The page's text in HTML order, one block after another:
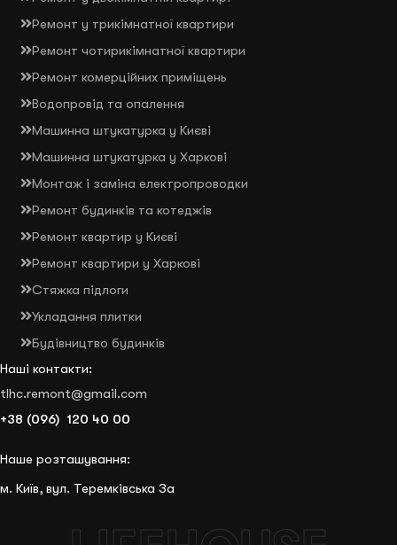
Ремонт у трикімнатної квартири
Ремонт чотирикімнатної квартири
Ремонт комерційних приміщень
Водопровід та опалення
Машинна штукатурка у Києві
Машинна штукатурка у Харкові
Монтаж і заміна електропроводки
Ремонт будинків та котеджів
Ремонт квартир у Києві
Ремонт квартири у Харкові
Стяжка підлоги
Укладання плитки
Будівництво будинків
Наші контакти:
tlhc.remont@gmail.com
+38 (096) 120 40 00
Наше розташування:
м. Київ, вул. Теремківська 3а